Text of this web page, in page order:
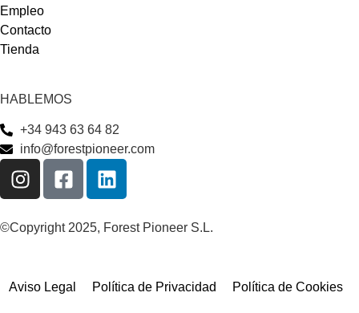
Empleo
Contacto
Tienda
HABLEMOS
+34 943 63 64 82
info@forestpioneer.com
©Copyright 2025, Forest Pioneer S.L.
Aviso Legal Política de Privacidad Política de Cookies